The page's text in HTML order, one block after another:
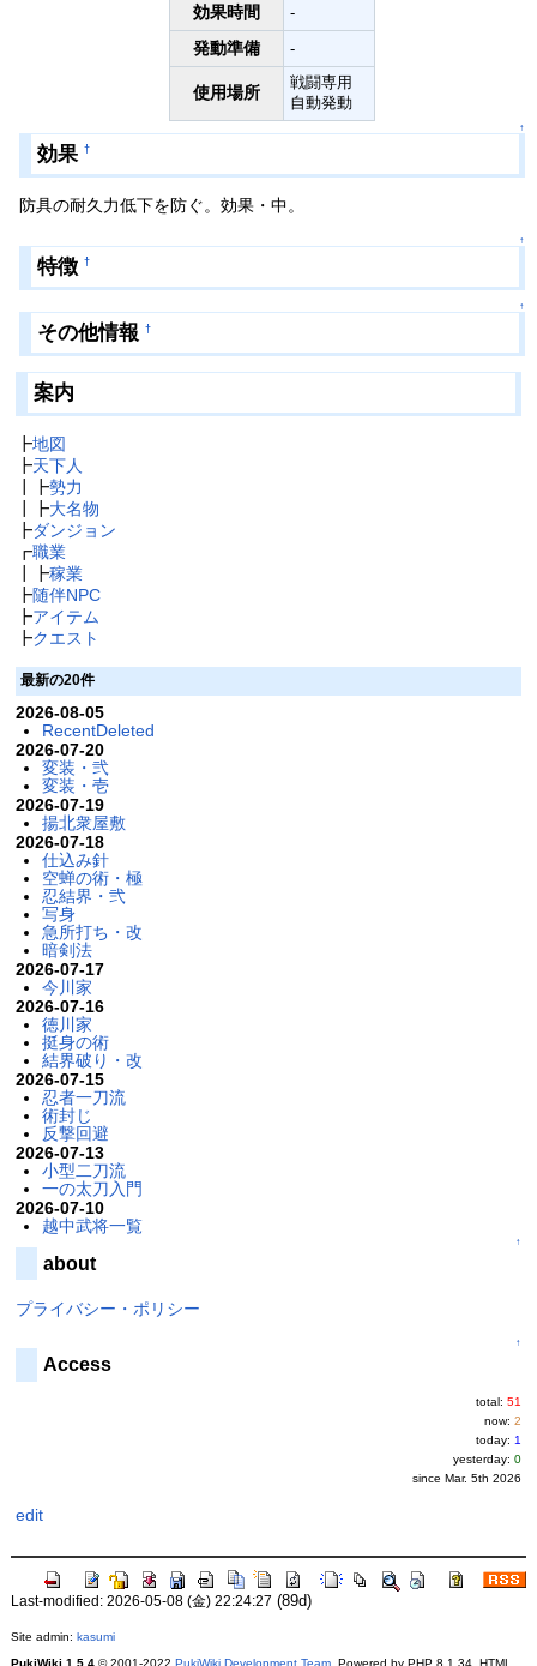
効果時間 -
発動準備 -
使用場所
戦闘専用
自動発動
↑
効果 †
防具の耐久力低下を防ぐ。効果・中。
↑
特徴 †
↑
その他情報 †
案内
┣地図
┣天下人
┃┣勢力
┃┣大名物
┣ダンジョン
┏職業
┃┣稼業
┣随伴NPC
┣アイテム
┣クエスト
最新の20件
2026-08-05
RecentDeleted
2026-07-20
変装・弐
変装・壱
2026-07-19
揚北衆屋敷
2026-07-18
仕込み針
空蝉の術・極
忍結界・弐
写身
急所打ち・改
暗剣法
2026-07-17
今川家
2026-07-16
徳川家
挺身の術
結界破り・改
2026-07-15
忍者一刀流
術封じ
反撃回避
2026-07-13
小型二刀流
一の太刀入門
2026-07-10
越中武将一覧
↑
about
プライバシー・ポリシー
↑
Access
total:51
now:2
today:1
yesterday:0
since Mar. 5th 2026
edit
Last-modified: 2026-05-08 (金) 22:24:27 (89d)
Site admin: kasumi
PukiWiki 1.5.4© 2001-2022 PukiWiki Development Team. Powered by PHP 8.1.34. HTML